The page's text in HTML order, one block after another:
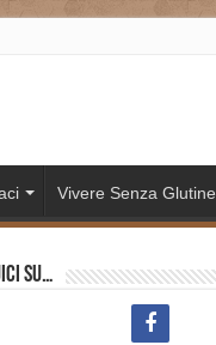
Vivere Senza Glutine
su…